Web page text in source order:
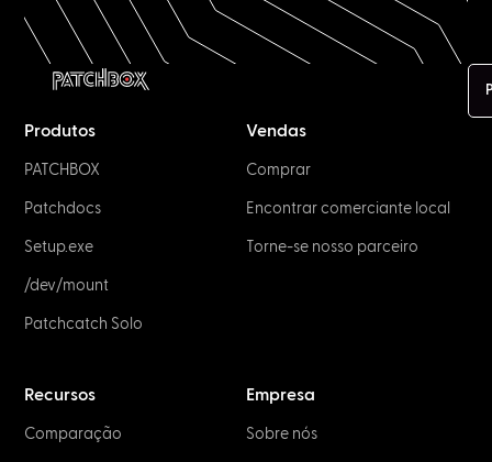
Produtos
PATCHBOX
Patchdocs
Setup.exe
/dev/mount
Patchcatch Solo
Vendas
Comprar
Encontrar comerciante local
Torne-se nosso parceiro
Recursos
Comparação
Empresa
Sobre nós